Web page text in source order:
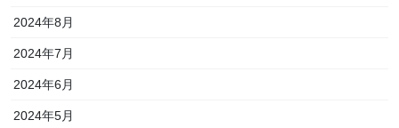
2024年8月
2024年7月
2024年6月
2024年5月